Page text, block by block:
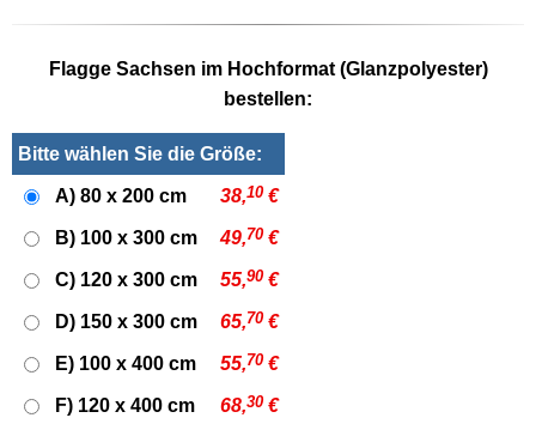
Flagge Sachsen im Hochformat (Glanzpolyester)
bestellen:
Bitte wählen Sie die Größe:
A) 80 x 200 cm 38,10 €
B) 100 x 300 cm 49,70 €
C) 120 x 300 cm 55,90 €
D) 150 x 300 cm 65,70 €
E) 100 x 400 cm 55,70 €
F) 120 x 400 cm 68,30 €